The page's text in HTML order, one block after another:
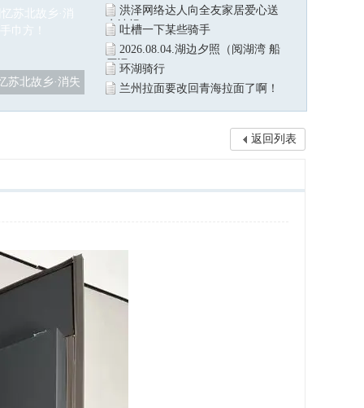
苏北故乡·消失
洪泽网络达人向全友家居爱心送
水站捐
吐槽一下某些骑手
2026.08.04.湖边夕照（阅湖湾 船
厂记环湖骑行
兰州拉面要改回青海拉面了啊！
返回列表